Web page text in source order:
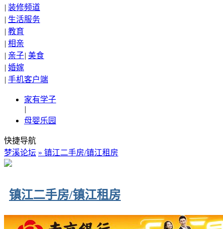
| 装修频道
| 生活服务
| 教育
| 相亲
| 亲子| 美食
| 婚嫁
| 手机客户端
家有学子
|
母婴乐园
快捷导航
梦溪论坛 » 镇江二手房/镇江租房
镇江二手房/镇江租房